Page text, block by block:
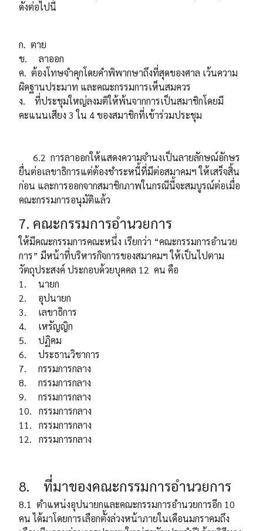
ดังต่อไปนี้
ก. ตาย
ข. ลาออก
ค. ต้องโทษจำคุกโดยคำพิพากษาถึงที่สุดของศาล เว้นความ
ผิดฐานประมาท และคณะกรรมการเห็นสมควร
ง. ที่ประชุมใหญ่ลงมติให้พ้นจากการเป็นสมาชิกโดยมี
คะแนนเสียง 3 ใน 4 ของสมาชิกที่เข้าร่วมประชุม
6.2 การลาออกให้แสดงความจำนงเป็นลายลักษณ์อักษร
ยื่นต่อเลขาธิการแต่ต้องชำระหนี้ที่มีต่อสมาคมฯ ให้เสร็จสิ้น
ก่อน และการออกจากสมาชิกภาพในกรณีนี้จะสมบูรณ์ต่อเมื่อ
คณะกรรมการอนุมัติแล้ว
7. คณะกรรมการอำนวยการ
ให้มีคณะกรรมการคณะหนึ่ง เรียกว่า “คณะกรรมการอำนวย
การ” มีหน้าที่บริหารกิจการของสมาคมฯ ให้เป็นไปตาม
วัตถุประสงค์ ประกอบด้วยบุคคล 12 คน คือ
1. นายก
2. อุปนายก
3. เลขาธิการ
4. เหรัญญิก
5. ปฏิคม
6. ประธานวิชาการ
7. กรรมการกลาง
8. กรรมการกลาง
9. กรรมการกลาง
10. กรรมการกลาง
11. กรรมการกลาง
12. กรรมการกลาง
8. ที่มาของคณะกรรมการอำนวยการ
8.1 ตำแหน่งอุปนายกและคณะกรรมการอำนวยการอีก 10
คน ได้มาโดยการเลือกตั้งล่วงหน้าภายในเดือนมกราคมถึง